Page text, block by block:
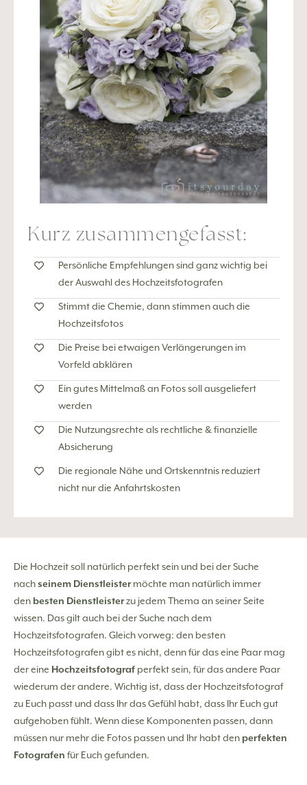
Kurz zusammengefasst:
Persönliche Empfehlungen sind ganz wichtig bei
der Auswahl des Hochzeitsfotografen
Stimmt die Chemie, dann stimmen auch die
Hochzeitsfotos
Die Preise bei etwaigen Verlängerungen im
Vorfeld abklären
Ein gutes Mittelmaß an Fotos soll ausgeliefert
werden
Die Nutzungsrechte als rechtliche & finanzielle
Absicherung
Die regionale Nähe und Ortskenntnis reduziert
nicht nur die Anfahrtskosten
Die Hochzeit soll natürlich perfekt sein und bei der Suche
nachseinem Dienstleistermöchte man natürlich immer
den besten Dienstleisterzu jedem Thema an seiner Seite
wissen. Das gilt auch bei der Suche nach dem
Hochzeitsfotografen. Gleich vorweg: den besten
Hochzeitsfotografen gibt es nicht, denn für das eine Paar mag
der eine Hochzeitsfotograf perfekt sein, für das andere Paar
wiederum der andere. Wichtig ist, dass der Hochzeitsfotograf
zu Euch passt und dass Ihr das Gefühl habt, dass Ihr Euch gut
aufgehoben fühlt. Wenn diese Komponenten passen, dann
müssen nur mehr die Fotos passen und Ihr habt den perfekten
Fotografen für Euch gefunden.